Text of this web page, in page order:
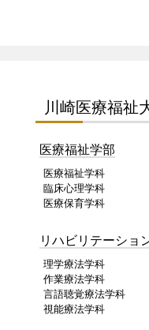
川崎医療福祉
医療福祉学部
医療福祉学科
臨床心理学科
医療保育学科
リハビリテーショ
理学療法学科
作業療法学科
言語聴覚療法学科
視能療法学科